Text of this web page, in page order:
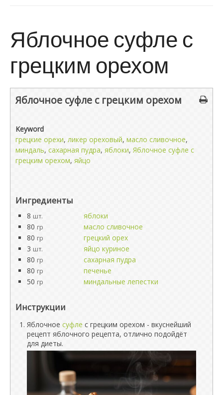
Яблочное суфле с
грецким орехом
Яблочное суфле с грецким орехом
Keyword
грецкие орехи, ликер ореховый, масло сливочное,
миндаль, сахарная пудра, яблоки, Яблочное суфле с
грецким орехом, яйцо
Ингредиенты
8 шт.
яблоки
80 гр
масло сливочное
80 гр
грецкий орех
3 шт.
яйцо куриное
80 гр
сахарная пудра
80 гр
печенье
50 гр миндальные лепестки
Инструкции
Яблочное суфле с грецким орехом - вкуснейший
рецепт яблочного рецепта, отлично подойдёт
для диеты.